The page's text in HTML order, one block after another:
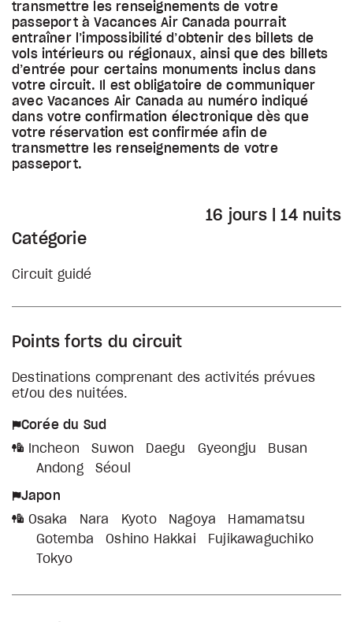
transmettre les renseignements de votre
passeport à Vacances Air Canada pourrait
entraîner l’impossibilité d’obtenir des billets de
vols intérieurs ou régionaux, ainsi que des billets
d’entrée pour certains monuments inclus dans
votre circuit. Il est obligatoire de communiquer
avec Vacances Air Canada au numéro indiqué
dans votre confirmation électronique dès que
votre réservation est confirmée afin de
transmettre les renseignements de votre
passeport.
16 jours | 14 nuits
Catégorie
Circuit guidé
Points forts du circuit
Destinations comprenant des activités prévues
et/ou des nuitées.
Corée du Sud
Incheon
Suwon Daegu Gyeongju
Busan
Andong
Séoul
Japon
Osaka
Nara Kyoto Nagoya
Hamamatsu
Gotemba
Oshino Hakkai
Fujikawaguchiko
Tokyo